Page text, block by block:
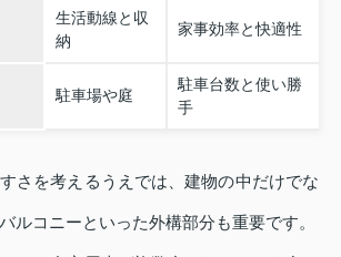
生活動線と収
納
家事効率と快適性
駐車場や庭
駐車台数と使い勝
手
さを考えるうえでは、建物の中だけでな
ルコニーといった外構部分も重要です。